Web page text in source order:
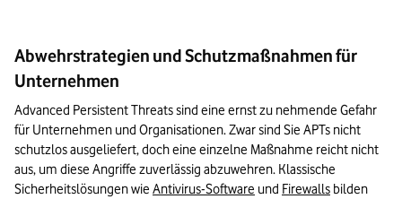
Abwehrstrategien und Schutzmaßnahmen für
Unternehmen
Advanced Persistent Threats sind eine ernst zu nehmende Gefahr
für Unternehmen und Organisationen. Zwar sind Sie APTs nicht
schutzlos ausgeliefert, doch eine einzelne Maßnahme reicht nicht
aus, um diese Angriffe zuverlässig abzuwehren. Klassische
Sicherheitslösungen wie Antivirus-Software und Firewalls bilden